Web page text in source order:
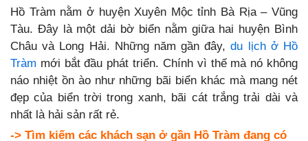
Hồ Tràm nằm ở huyện Xuyên Mộc tỉnh Bà Rịa – Vũng
Tàu. Đây là một dải bờ biển nằm giữa hai huyện Bình
Châu và Long Hải. Những năm gần đây,du lịch ở Hồ
Tràm mới bắt đầu phát triển. Chính vì thế mà nó không
náo nhiệt ồn ào như những bãi biển khác mà mang nét
đẹp của biển trời trong xanh, bãi cát trắng trải dài và
nhất là hải sản rất rẻ.
-> Tìm kiếm các khách sạn ở gần Hồ Tràm đang có